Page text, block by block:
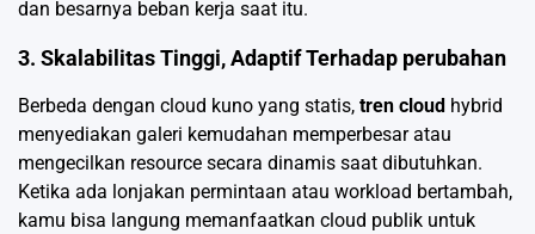
dan besarnya beban kerja saat itu.
3. Skalabilitas Tinggi, Adaptif Terhadap perubahan
Berbeda dengan cloud kuno yang statis, tren cloud hybrid
menyediakan galeri kemudahan memperbesar atau
mengecilkan resource secara dinamis saat dibutuhkan.
Ketika ada lonjakan permintaan atau workload bertambah,
kamu bisa langung memanfaatkan cloud publik untuk